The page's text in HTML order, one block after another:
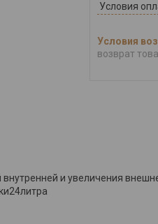
Условия
возврат
внутренней и увеличения